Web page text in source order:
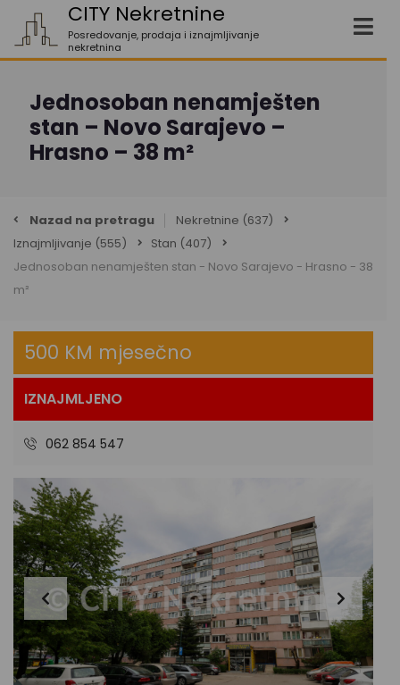
CITY Nekretnine
Posredovanje, prodaja i iznajmljivanje
nekretnina
Jednosoban nenamješten
stan – Novo Sarajevo –
Hrasno – 38 m²
Nazad na pretragu Nekretnine (637)
Iznajmljivanje (555) Stan (407)
Jednosoban nenamješten stan - Novo Sarajevo - Hrasno - 38
m²
500 KM mjesečno
IZNAJMLJENO
062 854 547